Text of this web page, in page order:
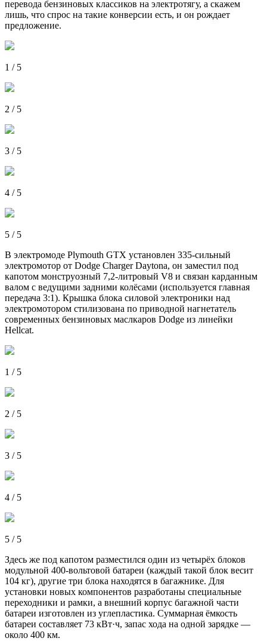
перевода бензиновых классиков на электротягу, а скажем
лишь, что спрос на такие конверсии есть, и он рождает
предложение.
1 / 5
2 / 5
3 / 5
4 / 5
5 / 5
В электромоде Plymouth GTX установлен 335-сильный
электромотор от Dodge Charger Daytona, он заместил под
капотом монструозный 7,2-литровый V8 и связан карданным
валом с ведущими задними колёсами (используется главная
передача 3:1). Крышка блока силовой электроники над
электромотором стилизована по приводной нагнетатель
современных бензиновых маслкаров Dodge из линейки
Hellcat.
1 / 5
2 / 5
3 / 5
4 / 5
5 / 5
Здесь же под капотом разместился один из четырёх блоков
модульной 400-вольтовой батареи (каждый такой блок весит
104 кг), другие три блока находятся в багажнике. Для
установки новых компонентов разработаны специальные
переходники и рамки, а внешний корпус багажной части
батареи изготовлен из углепластика. Суммарная ёмкость
батареи составляет 73 кВт·ч, запас хода на одной зарядке —
около 400 км.